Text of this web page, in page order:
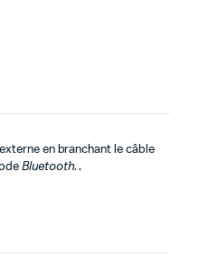
en branchant le câble
Bluetooth. .